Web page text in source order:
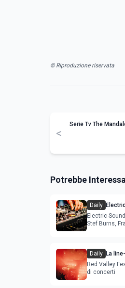
© Riproduzione riservata
<
Serie Tv The
Potrebbe
Daily
Electric
Stef Burns,
Daily La
Red Valley
di concerti